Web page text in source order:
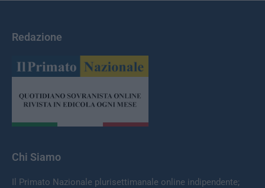
Redazione
Chi Siamo
Il Primato Nazionale plurisettimanale online indipendente;